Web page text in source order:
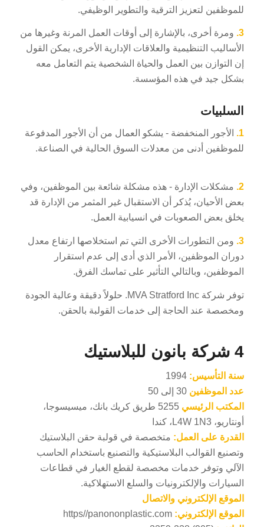
للموظفين لتعزيز الترقية والتطوير الوظيفي.
3. ومرة أخرى، بالإشارة إلى أوقات العمل المرنة وغيرها من
الأساليب التنظيمية والعلاقات الإدارية الأخرى، يمكن القول
إن التوازن بين العمل والحياة الشخصية يتم التعامل معه
بشكل جيد في هذه المؤسسة.
السلبيات
1.
الأجور المنخفضة - يشكو العمال من أن الأجور المدفوعة
للموظفين أدنى من معدلات السوق الحالية في الصناعة.
2. مشكلات الإدارة - هذه مشكلة شائعة بين الموظفين، وفي
بعض الأحيان، يُذكر أن الاستقبال غير المثمر من الإدارة قد
يخلق بعض الصعوبات في انسيابية العمل.
3. ومن التطورات الأخرى التي تم استخلاصها ارتفاع معدل
دوران الموظفين، الأمر الذي أدى إلى عدم استقرار
الموظفين، وبالتالي التأثير على تماسك الفرق.
توفر شركة MVA Stratford Inc. حلولاً دقيقة وعالية الجودة
ومخصصة عند الحاجة إلى خدمات القولبة بالحقن.
4 شركة بانون للبلاستيك
سنة التأسيس:
عدد الموظفين
المكتب الرئيسي
5255 طريق كريك بانك، ميسيسوجا،
أونتاريو، L4W 1N3، كندا
القدرة على العمل: متخصصة في قولبة حقن البلاستيك
وتصنيع القوالب البلاستيكية والتصنيع باستخدام الحاسب
الآلي وتوفر خدمات مخصصة لقطع الغيار في قطاعات
السيارات والإلكترونيات والسلع الاستهلاكية.
الموقع الإلكتروني والاتصال
الموقع الإلكتروني: